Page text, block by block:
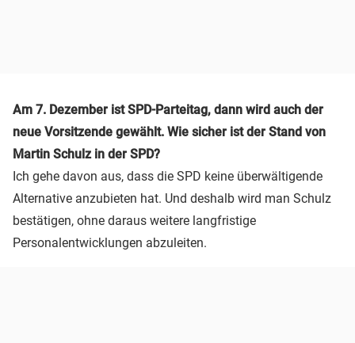
Am 7. Dezember ist SPD-Parteitag, dann wird auch der
neue Vorsitzende gewählt. Wie sicher ist der Stand von
Martin Schulz in der SPD?
Ich gehe davon aus, dass die SPD keine überwältigende
Alternative anzubieten hat. Und deshalb wird man Schulz
bestätigen, ohne daraus weitere langfristige
Personalentwicklungen abzuleiten.